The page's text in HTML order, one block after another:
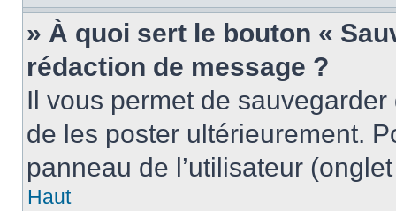
» À quoi sert le bouton «
rédaction de message ?
Il vous permet de
de les poster ultérieurement.
panneau de l’utilisateur
Haut